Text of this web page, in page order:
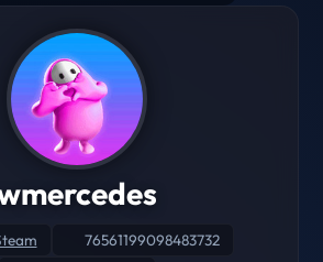
76561199098483732